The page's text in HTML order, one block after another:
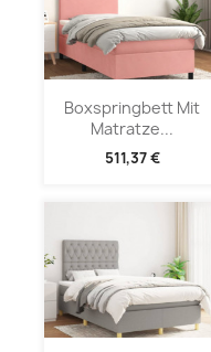
Boxspringbett Mit
Matratze...
511,37 €